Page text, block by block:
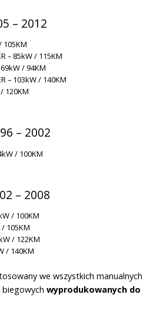
– 2012
105KM
– 85kW / 115KM
/ 94KM
– 103kW / 140KM
120KM
– 2002
/ 100KM
– 2008
/ 100KM
/ 105KM
/ 122KM
/ 140KM
we wszystkich manualnych
biegowych wyprodukowanych do